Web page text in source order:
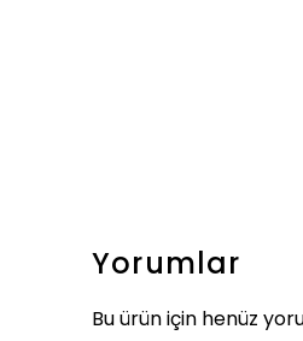
Yorumlar
Bu ürün için henüz